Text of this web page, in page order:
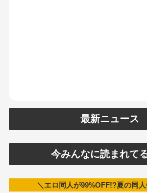
最新ニュース
今みんなに読まれて
＼エロ同人が99%OFF!?夏の同